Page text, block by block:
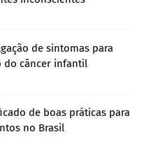
de sintomas para
do câncer infantil
de boas práticas para
no Brasil